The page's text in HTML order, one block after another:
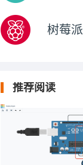
树莓派
推荐阅读